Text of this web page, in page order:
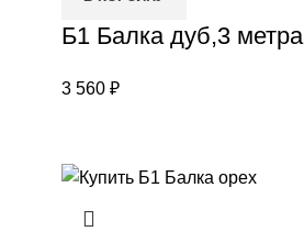
Б1 Балка дуб,3 метра
3 560 ₽